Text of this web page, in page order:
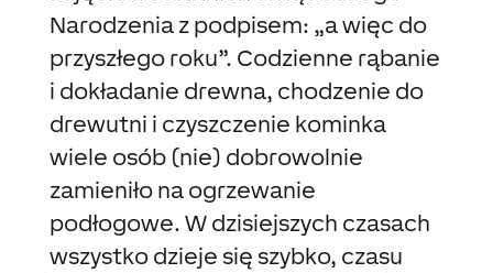
Narodzenia z podpisem: „a więc do
przyszłego roku”. Codzienne rąbanie
i dokładanie drewna, chodzenie do
drewutni i czyszczenie kominka
wiele osób (nie) dobrowolnie
zamieniło na ogrzewanie
podłogowe. W dzisiejszych czasach
wszystko dzieje się szybko, czasu